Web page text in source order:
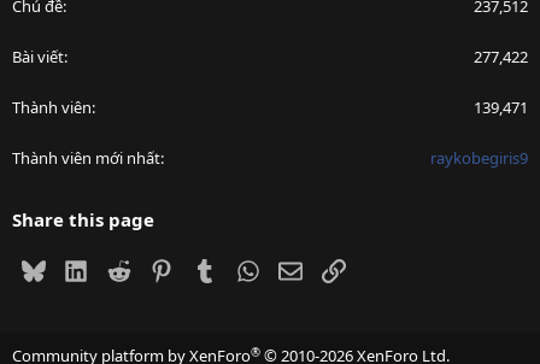
Chủ đề 237,512
Bài viết 277,422
Thành viên 139,471
Thành viên mới nhất raykobegiris9
Share this page
BlueskyLinkedIn
Reddit PinterestTumblrWhatsApp
EmailLink
Community platform by XenForo® © 2010-2026 XenForo Ltd.